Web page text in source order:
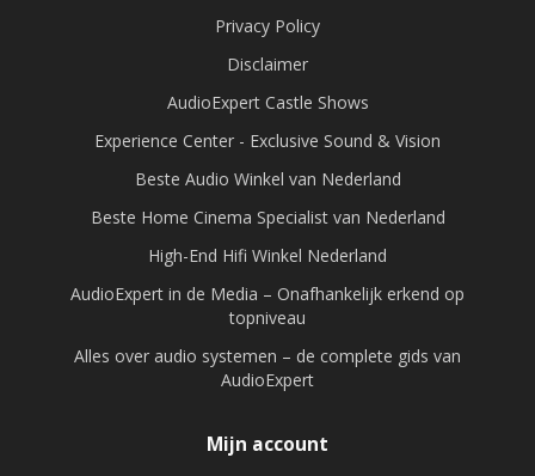
Privacy Policy
Disclaimer
AudioExpert Castle Shows
Experience Center - Exclusive Sound & Vision
Beste Audio Winkel van Nederland
Beste Home Cinema Specialist van Nederland
High-End Hifi Winkel Nederland
AudioExpert in de Media – Onafhankelijk erkend op
topniveau
Alles over audio systemen – de complete gids van
AudioExpert
Mijn account